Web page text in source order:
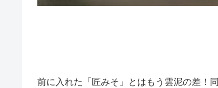
前に入れた「匠みそ」とはもう雲泥の差！